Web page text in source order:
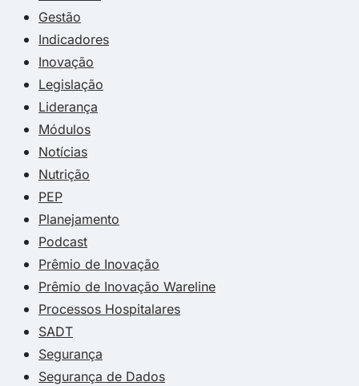
Gestão
Indicadores
Inovação
Legislação
Liderança
Módulos
Notícias
Nutrição
PEP
Planejamento
Podcast
Prêmio de Inovação
Prêmio de Inovação Wareline
Processos Hospitalares
SADT
Segurança
Segurança de Dados